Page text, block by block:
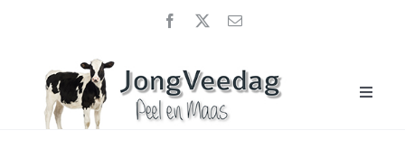
Toggle
Home